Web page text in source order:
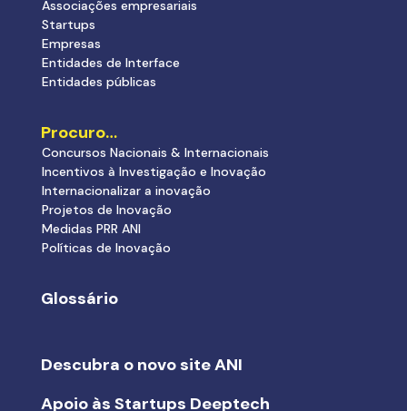
Associações empresariais
Startups
Empresas
Entidades de Interface
Entidades públicas
Procuro…
Concursos Nacionais & Internacionais
Incentivos à Investigação e Inovação
Internacionalizar a inovação
Projetos de Inovação
Medidas PRR ANI
Políticas de Inovação
Glossário
Descubra o novo site ANI
Apoio às Startups Deeptech